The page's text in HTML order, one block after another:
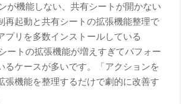
が機能しない、共有シートが開かない
再起動と共有シートの拡張機能整理で
プリを多数インストールしている
ートの拡張機能が増えすぎてパフォー
るケースが多いです。「アクションを
張機能を整理するだけで劇的に改善す